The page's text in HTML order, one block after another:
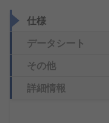
仕様
データシート
その他
詳細情報